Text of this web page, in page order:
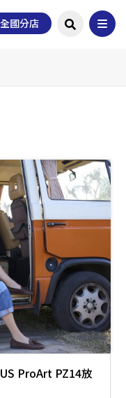
全國分店
ProArt PZ14放